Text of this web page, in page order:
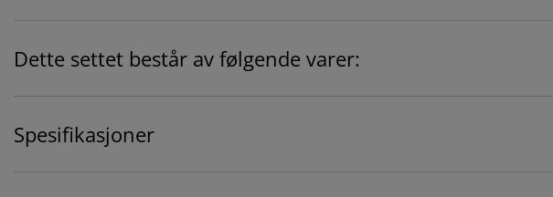
Dette settet består av følgende varer:
Spesifikasjoner